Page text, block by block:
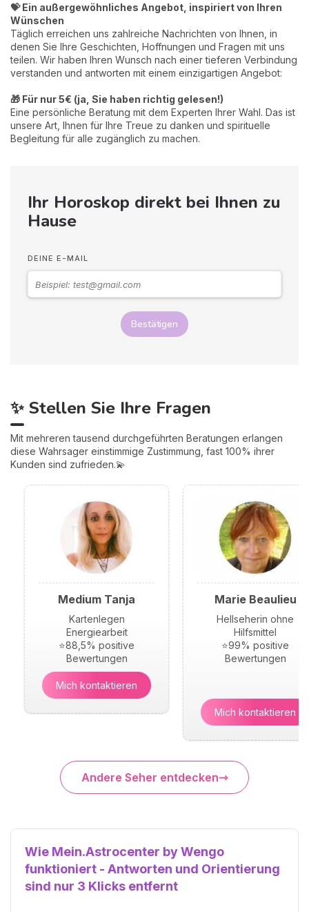
💝 Ein außergewöhnliches Angebot, inspiriert von Ihren
Wünschen
Täglich erreichen uns zahlreiche Nachrichten von Ihnen, in
denen Sie Ihre Geschichten, Hoffnungen und Fragen mit uns
teilen. Wir haben Ihren Wunsch nach einer tieferen Verbindung
verstanden und antworten mit einem einzigartigen Angebot:
🎁 Für nur 5€ (ja, Sie haben richtig gelesen!)
Eine persönliche Beratung mit dem Experten Ihrer Wahl. Das ist
unsere Art, Ihnen für Ihre Treue zu danken und spirituelle
Begleitung für alle zugänglich zu machen.
Ihr Horoskop direkt bei Ihnen zu
Hause
DEINE E-MAIL
Bestätigen
✨ Stellen Sie Ihre Fragen
Mit mehreren tausend durchgeführten Beratungen erlangen
diese Wahrsager einstimmige Zustimmung, fast 100% ihrer
Kunden sind zufrieden.💫
Medium Tanja
Kartenlegen
Energiearbeit
⭐88,5% positive
Bewertungen
Mich kontaktieren
Marie Beaulieu
Hellseherin ohne
Hilfsmittel
⭐99% positive
Bewertungen
Mich kontaktieren
Andere Seher entdecken
Wie Mein.Astrocenter by Wengo
funktioniert - Antworten und Orientierung
sind nur 3 Klicks entfernt